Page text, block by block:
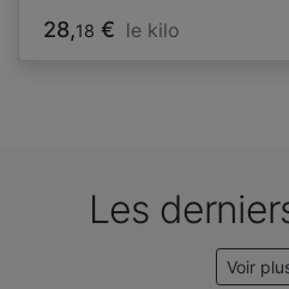
28,18 € le kilo
Les
Voir